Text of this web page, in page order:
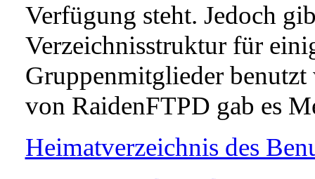
Verfügung steht. Jedoch
Verzeichnisstruktur für
Gruppenmitglieder
von RaidenFTPD gab es
Heimatverzeichnis des